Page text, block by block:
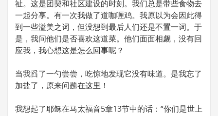
祉。这是团契和社区建设的时刻。我们总是带些食物去
一起分享。有一次我做了道咖喱鸡。我原以为会因此得
到一些溢美之词，但没想到最后人们还是不置一词。于
是，我问他们是否喜欢这道菜。他们面面相觑，没有回
应我，我心想这是怎么回事呢？
当我舀了一勺尝尝，吃惊地发现它没有味道。是我忘了
加盐了，原来问题在这里！
我想起了耶稣在马太福音5章13节中的话：“你们是世上